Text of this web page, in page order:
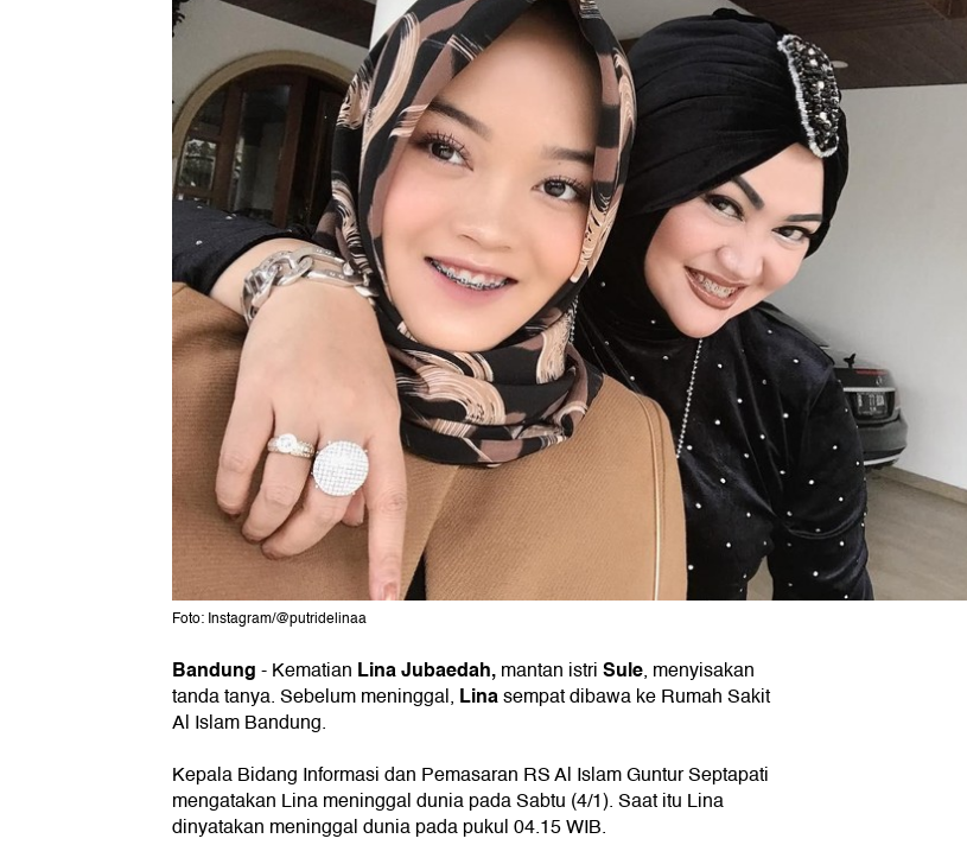
Foto: Instagram/@putridelinaa
Bandung- Kematian Lina Jubaedah,mantan istriSule, menyisakan
tanda tanya. Sebelum meninggal, Linasempat dibawa ke Rumah Sakit
Al Islam Bandung.
Kepala Bidang Informasi dan Pemasaran RS Al Islam Guntur Septapati
mengatakan Lina meninggal dunia pada Sabtu (4/1). Saat itu Lina
dinyatakan meninggal dunia pada pukul 04.15 WIB.